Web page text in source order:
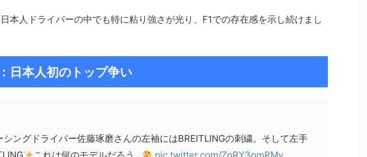
本人ドライバーの中でも特に粘り強さが光り、F1での存在感を示し続けまし
日本人初のトップ争い
シングドライバー佐藤琢磨さんの左袖にはBREITLINGの刺繍。そして左手